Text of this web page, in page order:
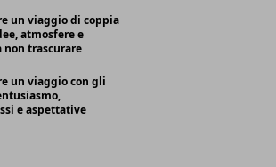
un viaggio di coppia
atmosfere e
trascurare
un viaggio con gli
e aspettative